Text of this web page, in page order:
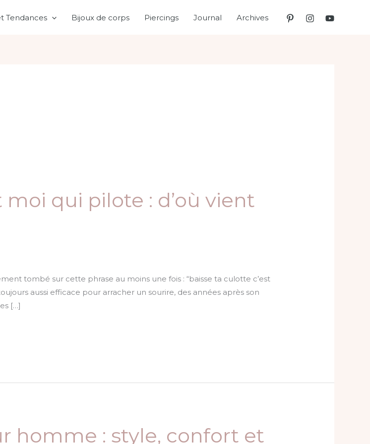
Tendances Bijoux de corps Piercings Journal Archives
moi qui pilote : d’où vient
tombé sur cette phrase au moins une fois : “baisse ta culotte c’est
aussi efficace pour arracher un sourire, des années après son
[…]
homme : style, confort et